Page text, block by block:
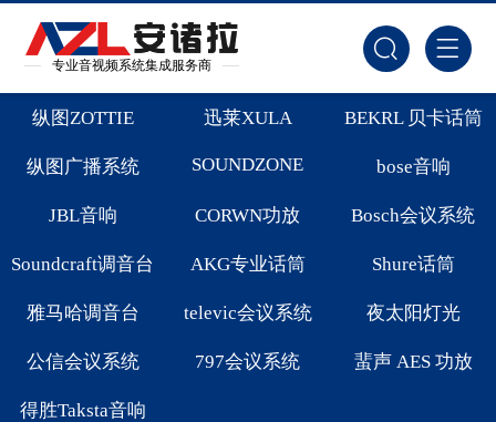
专业音视频系统集成服务商
纵图ZOTTIE 迅莱XULA BEKRL 贝卡话筒
纵图广播系统 SOUNDZONE bose音响
JBL音响 CORWN功放 Bosch会议系统
Soundcraft调音台 AKG专业话筒 Shure话筒
雅马哈调音台 televic会议系统 夜太阳灯光
公信会议系统 797会议系统 蜚声 AES 功放
得胜Taksta音响